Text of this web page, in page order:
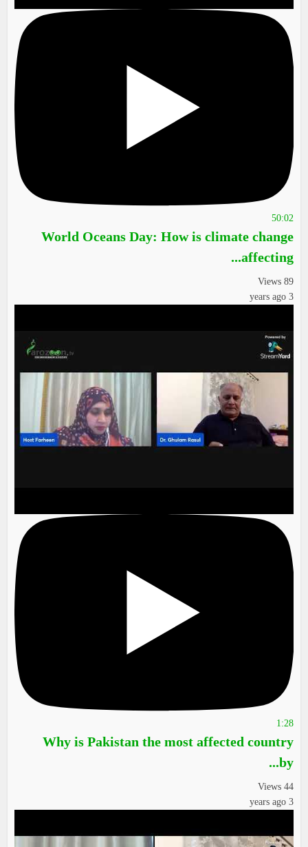
50:02
World Oceans Day: How is climate change
affecting...
89 Views
3 years ago
1:28
Why is Pakistan the most affected country
by...
44 Views
3 years ago